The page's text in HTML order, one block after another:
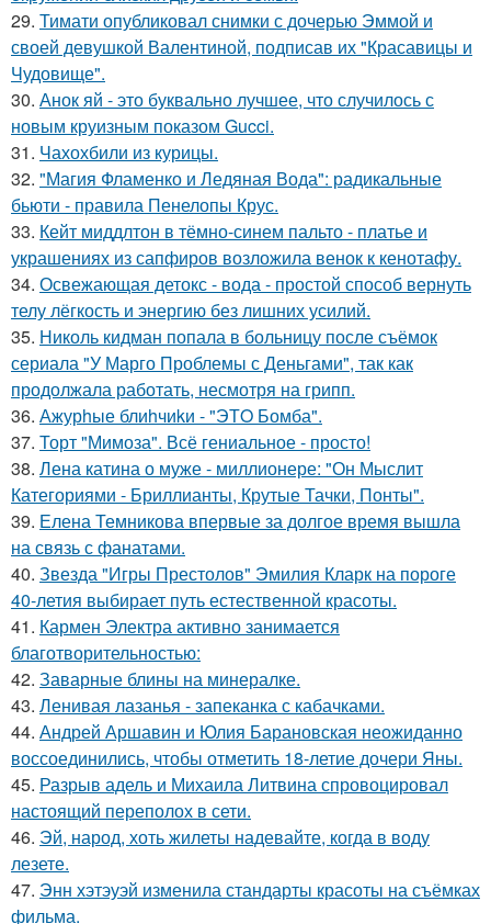
29. Тимати опубликовал снимки с дочерью Эммой и
своей девушкой Валентиной, подписав их "Красавицы и
Чудовище".
30. Анок яй - это буквально лучшее, что случилось с
новым круизным показом Gucci.
31. Чахохбили из курицы.
32. "Магия Фламенко и Ледяная Вода": радикальные
бьюти - правила Пенелопы Крус.
33. Кейт миддлтон в тёмно-синем пальто - платье и
украшениях из сапфиров возложила венок к кенотафу.
34. Освежающая детокс - вода - простой способ вернуть
телу лёгкость и энергию без лишних усилий.
35. Николь кидман попала в больницу после съёмок
сериала "У Марго Проблемы с Деньгами", так как
продолжала работать, несмотря на грипп.
36. Ажурhые блиhчиkи - "ЭТO Бомба".
37. Торт "Мимоза". Всё гениальное - просто!
38. Лена катина о муже - миллионере: "Он Мыслит
Категориями - Бриллианты, Крутые Тачки, Понты".
39. Елена Темникова впервые за долгое время вышла
на связь с фанатами.
40. Звезда "Игры Престолов" Эмилия Кларк на пороге
40-летия выбирает путь естественной красоты.
41. Кармен Электра активно занимается
благотворительностью:
42. Заварные блины на минералке.
43. Ленивая лазанья - запеканка с кабачками.
44. Андрей Аршавин и Юлия Барановская неожиданно
воссоединились, чтобы отметить 18-летие дочери Яны.
45. Разрыв адель и Михаила Литвина спровоцировал
настоящий переполох в сети.
46. Эй, народ, хоть жилеты надевайте, когда в воду
лезете.
47. Энн хэтэуэй изменила стандарты красоты на съёмках
фильма.